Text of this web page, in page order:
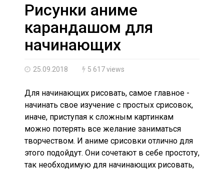
Рисунки аниме
карандашом для
начинающих
25.09.2018 5 617 views
Для начинающих рисовать, самое главное -
начинать свое изучение с простых срисовок,
иначе, приступая к сложным картинкам
можно потерять все желание заниматься
творчеством. И аниме срисовки отлично для
этого подойдут. Они сочетают в себе простоту,
так необходимую для начинающих рисовать,